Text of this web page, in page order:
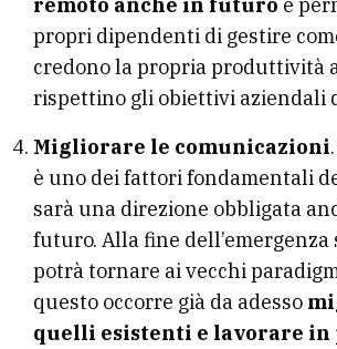
propri dipendenti di gestire
credono la propria produttività
rispettino gli obiettivi aziendali
Migliorare le comunicazioni
è uno dei fattori fondamentali
sarà una direzione obbligata
futuro. Alla fine
potrà tornare ai vecchi
questo occorre già da adesso
quelli esistenti e lavorare in